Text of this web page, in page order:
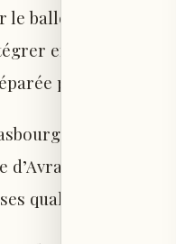
ballon dès l’âge
en 2015
par le fleuve
en France
en
qualités